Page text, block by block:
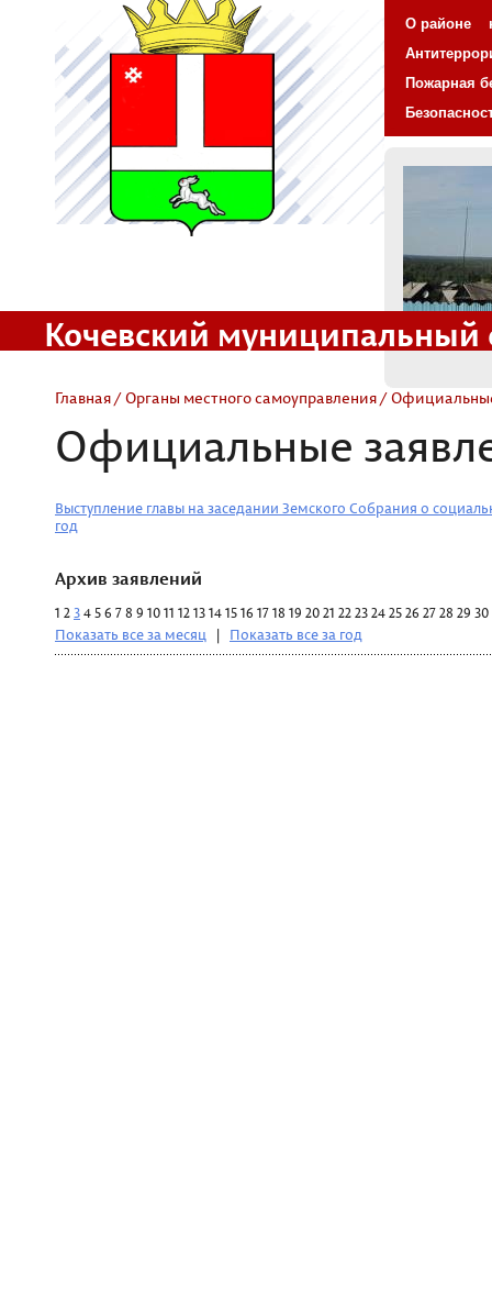
О районе
Пожарная
Кочевский муниципальный
Главная/Органы местного самоуправления/
Официальные
Выступление главы на заседании Земского Собрания о
год
Архив заявлений
1 2 3 4 5 6 7 8 9 10 11 12 13 14 15 16 17 18 19 20 21 22 23 24 25 26 27 28 29 30
Показать все за месяц Показать все за год